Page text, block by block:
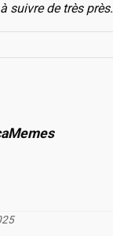
suivre de très près.